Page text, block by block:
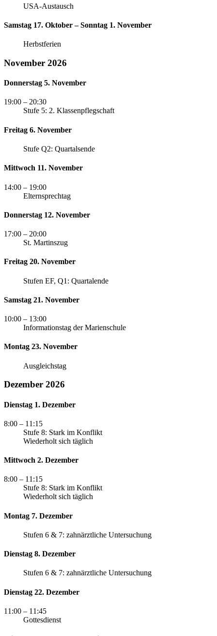
USA-Austausch
Samstag 17. Oktober – Sonntag 1. November
Herbstferien
November 2026
Donnerstag 5. November
19:00 – 20:30
Stufe 5: 2. Klassenpflegschaft
Freitag 6. November
Stufe Q2: Quartalsende
Mittwoch 11. November
14:00 – 19:00
Elternsprechtag
Donnerstag 12. November
17:00 – 20:00
St. Martinszug
Freitag 20. November
Stufen EF, Q1: Quartalende
Samstag 21. November
10:00 – 13:00
Informationstag der Marienschule
Montag 23. November
Ausgleichstag
Dezember 2026
Dienstag 1. Dezember
8:00 – 11:15
Stufe 8: Stark im Konflikt
Wiederholt sich täglich
Mittwoch 2. Dezember
8:00 – 11:15
Stufe 8: Stark im Konflikt
Wiederholt sich täglich
Montag 7. Dezember
Stufen 6 & 7: zahnärztliche Untersuchung
Dienstag 8. Dezember
Stufen 6 & 7: zahnärztliche Untersuchung
Dienstag 22. Dezember
11:00 – 11:45
Gottesdienst